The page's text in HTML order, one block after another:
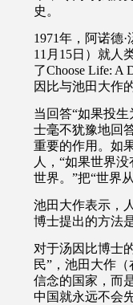
史。
1971年，阿诺德
11 月 15日）就人
了Choose Life: A
因比与池田大作
当回答“如果投
士毫不犹豫地回
重要的作用。如
人，“如果世界
世界。”把“世界
池田大作表示，
博士提出的方法是
对于汤因比博士
民”，池田大作
信念的国家，而
中国就永远不会